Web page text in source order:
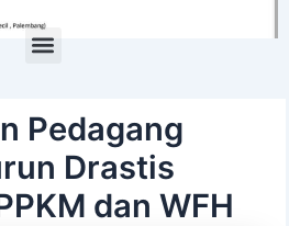
Pedagang
Drastis
dan WFH